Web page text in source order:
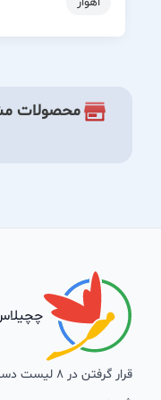
محصولات
قرار